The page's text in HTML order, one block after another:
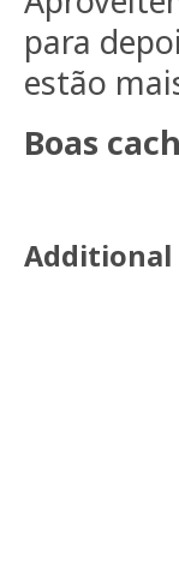
para
estão
Boas
Additional